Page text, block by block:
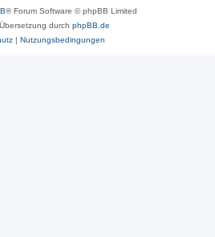
® Forum Software © phpBB Limited
durch phpBB.de
| Nutzungsbedingungen